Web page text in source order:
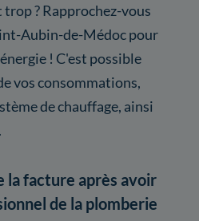
? Rapprochez-vous
Aubin-de-Médoc pour
! C'est possible
vos consommations,
de chauffage, ainsi
la facture après avoir
de la plomberie